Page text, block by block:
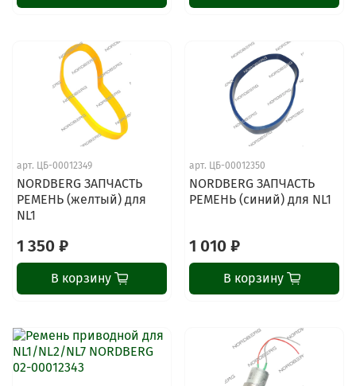
арт. ЦБ-00012349
NORDBERG ЗАПЧАСТЬ
РЕМЕНЬ (желтый) для
NL1
1 350 ₽
В корзину
арт. ЦБ-00012350
NORDBERG ЗАПЧАСТЬ
РЕМЕНЬ (синий) для NL1
1 010 ₽
В корзину